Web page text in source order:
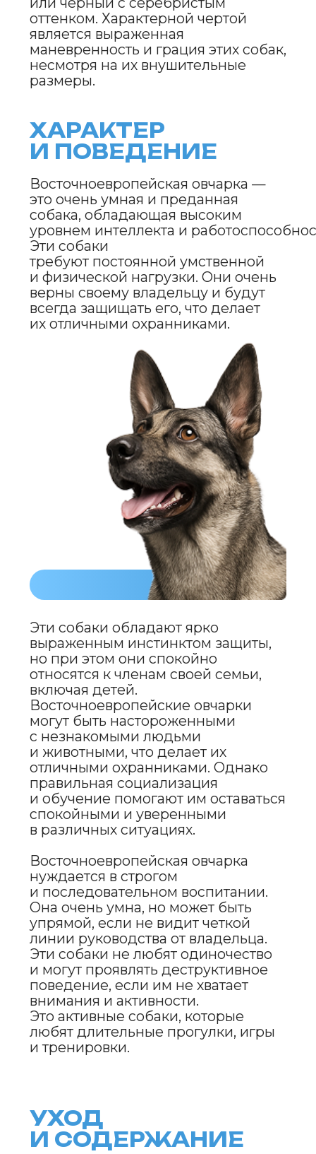
линять, особенно в весенне-осенний
период. Регулярное вычесывание
несколько раз в неделю поможет
поддерживать шерсть в хорошем
образование колтунов.
Кроме того, эти собаки требуют
значительных физических нагрузок.
Прогулки на свежем воздухе,
занятия спортом, игры на открытом
воздухе — все это необходимо для
поддержания их здоровья
и хорошего настроения. Также
важно заниматься с ними
умственной стимуляцией,
например, тренировать
их послушание и выполнять
различные задания.
Восточноевропейские овчарки
могут быть подвержены
заболеваниям, таким как
остеоартрит и другие заболевания
суставов. Поэтому регулярные
ветеринарные осмотры являются
важной частью ухода за собакой.
УХОД
И СОДЕРЖАНИЕ
ERID: 2VtzqwqYoDE
ПОДРОБНЕЕ
МЯГКИЙ
ШАМПУНЬ
ДЛЯ СОБАК
И КОШЕК
TENDER
TOUCH
ПРЕИМУЩЕСТВА
И НЕДОСТАТКИ